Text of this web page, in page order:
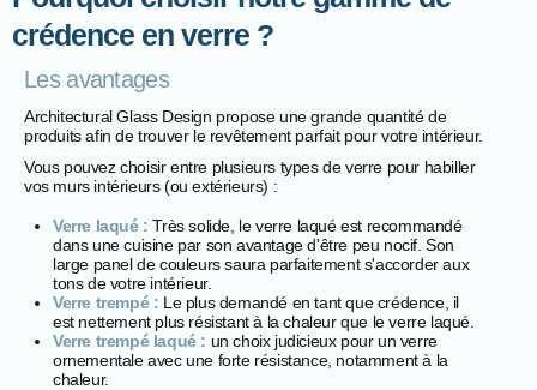
crédence en verre ?
Les avantages
Architectural Glass Design propose une grande quantité de
produits afin de trouver le revêtement parfait pour votre intérieur.
Vous pouvez choisir entre plusieurs types de verre pour habiller
vos murs intérieurs (ou extérieurs) :
Verre laqué : Très solide, le verre laqué est recommandé
dans une cuisine par son avantage d'être peu nocif. Son
large panel de couleurs saura parfaitement s'accorder aux
tons de votre intérieur.
Verre trempé : Le plus demandé en tant que crédence, il
est nettement plus résistant à la chaleur que le verre laqué.
Verre trempé laqué : un choix judicieux pour un verre
ornementale avec une forte résistance, notamment à la
chaleur.